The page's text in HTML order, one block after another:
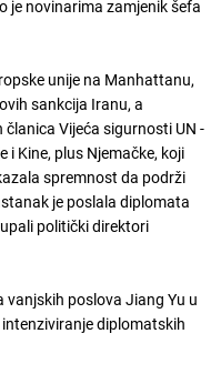
je novinarima zamjenik šefa
unije na Manhattanu,
sankcija Iranu, a
Vijeća sigurnosti UN -
i Kine, plus Njemačke, koji
spremnost da podrži
je poslala diplomata
politički direktori
poslova Jiang Yu u
diplomatskih